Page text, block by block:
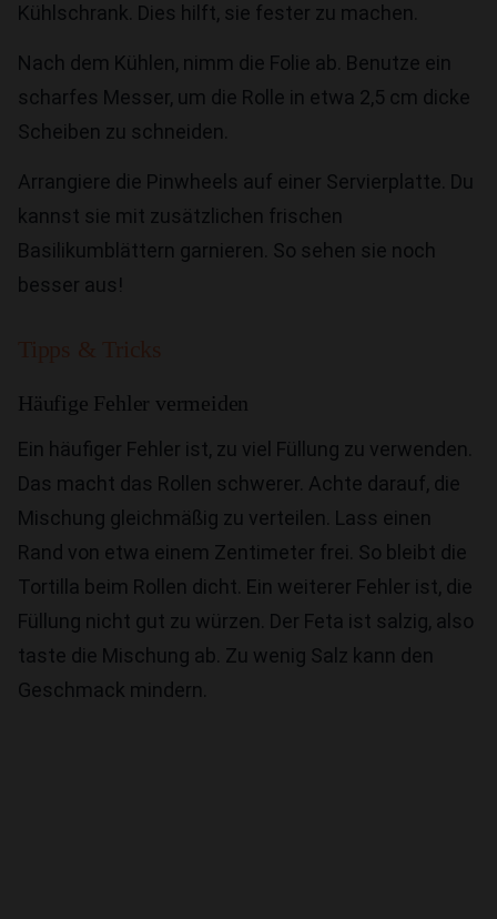
Kühlschrank. Dies hilft, sie fester zu machen.
Nach dem Kühlen, nimm die Folie ab. Benutze ein
scharfes Messer, um die Rolle in etwa 2,5 cm dicke
Scheiben zu schneiden.
Arrangiere die Pinwheels auf einer Servierplatte. Du
kannst sie mit zusätzlichen frischen
Basilikumblättern garnieren. So sehen sie noch
besser aus!
Häufige Fehler vermeiden
Ein häufiger Fehler ist, zu viel Füllung zu verwenden.
Das macht das Rollen schwerer. Achte darauf, die
Mischung gleichmäßig zu verteilen. Lass einen
Rand von etwa einem Zentimeter frei. So bleibt die
Tortilla beim Rollen dicht. Ein weiterer Fehler ist, die
Füllung nicht gut zu würzen. Der Feta ist salzig, also
taste die Mischung ab. Zu wenig Salz kann den
Geschmack mindern.